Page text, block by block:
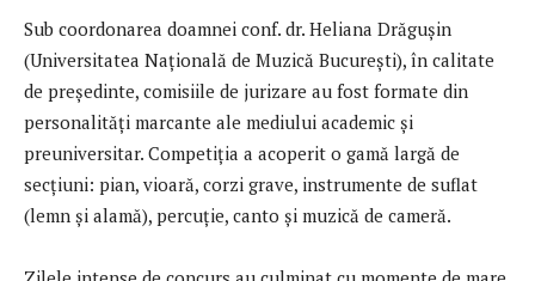
Sub coordonarea doamnei conf. dr. Heliana Drăgușin
(Universitatea Națională de Muzică București), în calitate
de președinte, comisiile de jurizare au fost formate din
personalități marcante ale mediului academic și
preuniversitar. Competiția a acoperit o gamă largă de
secțiuni: pian, vioară, corzi grave, instrumente de suflat
(lemn și alamă), percuție, canto și muzică de cameră.